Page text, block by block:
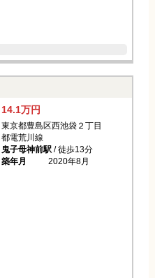
14.1万円
東京都豊島区西池袋２丁目
都電荒川線
鬼子母神前駅/ 徒歩13分
築年月
2020年8月